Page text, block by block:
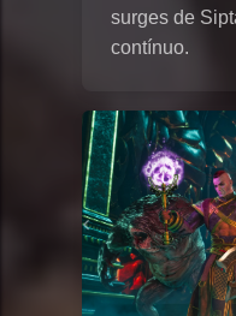
surges de
contínuo.